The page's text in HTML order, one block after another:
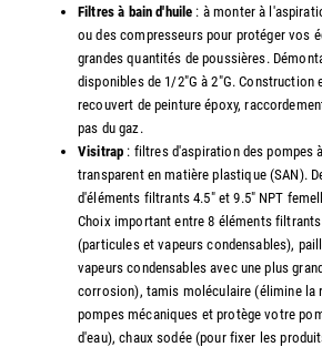
Filtres à bain d'huile : à monter à
ou des compresseurs pour protéger vos
grandes quantités de poussières.
disponibles de 1/2"G à 2"G. Construction
recouvert de peinture époxy,
pas du gaz.
Visitrap : filtres d'aspiration des pompes
transparent en matière plastique (SAN).
d'éléments filtrants 4.5" et 9.5" NPT
Choix important entre 8 éléments
(particules et vapeurs condensables),
vapeurs condensables avec une plus
corrosion), tamis moléculaire (élimine la
pompes mécaniques et protège votre
d'eau), chaux sodée (pour fixer les